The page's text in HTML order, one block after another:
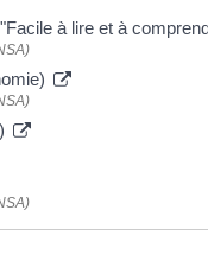
à lire et à